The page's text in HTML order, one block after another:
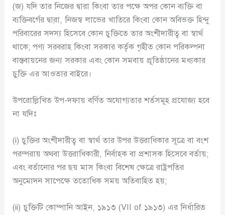
(জ) যদি তার নিজের দ্বারা কিংবা তার পক্ষে অপর কোন ব্যক্তি বা
ব্যক্তিবর্গের দ্বা্রা, নিজস্ব লাভের খাতিরে কিংবা কোন অবিভক্ত হিন্দু
পরিবারের সদস্য হিসেবে কোন চুক্তিতে তার অংশীদারীত্ব বা স্বার্থ
থাকে; পণ্য সরবরাহ কিংবা সরকার কর্তৃক গৃহীত কোন পরিকল্পনা
বাস্তবায়নের জন্য সরকার এবং কোন সমবায় প্রূতিষ্ঠানের মধ্যকার
চুক্তি এর আওতার বাইরে।
উপরোল্লিখিত উপ-দফায় বর্ণিত অযোগ্যতার শর্তসমূহ প্রযোজ্য হবে
না যদিঃ
(i) চুক্তির অংশীদারীত্ব বা স্বার্থ তার উপর উত্তরাধিকার সূত্রে বা বংশ
পরম্পরায় অথবা উত্তরাধিকারী, নির্বাহক বা প্রশাসক হিসেবে বর্তায়;
এবং বর্তানোর পর ছয় মাস কিংবা বিশেষ ক্ষেত্রে রাষ্ট্রপতির
অনুমোদন সাপেক্ষে ততোধিক সময় অতিবাহিত হয়;
(ii) চুক্তিটি কোম্পানি আইন, ১৯১৩ (VII of ১৯১৩) এর নির্ধারিত